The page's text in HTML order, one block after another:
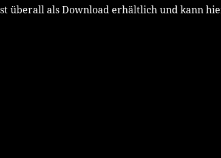
überall als Download erhältlich und kann